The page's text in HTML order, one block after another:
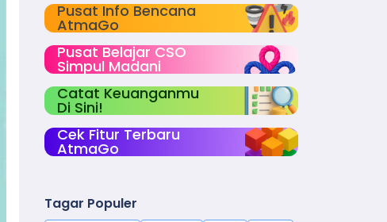
Pusat Info Bencana
AtmaGo
Pusat Belajar CSO
Simpul Madani
Catat Keuanganmu
Di Sini!
Cek Fitur Terbaru
AtmaGo
Tagar Populer